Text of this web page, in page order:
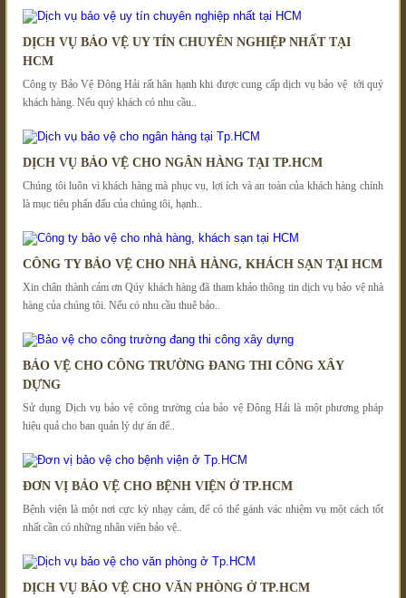
DỊCH VỤ BẢO VỆ UY TÍN CHUYÊN NGHIỆP NHẤT TẠI
HCM
Công ty Bảo Vệ Đông Hải rất hân hạnh khi được cung cấp dịch vụ bảo vệ tới quý
khách hàng. Nếu quý khách có nhu cầu..
DỊCH VỤ BẢO VỆ CHO NGÂN HÀNG TẠI TP.HCM
Chúng tôi luôn vì khách hàng mà phục vụ, lợi ích và an toàn của khách hàng chính
là mục tiêu phấn đấu của chúng tôi, hạnh..
CÔNG TY BẢO VỆ CHO NHÀ HÀNG, KHÁCH SẠN TẠI HCM
Xin chân thành cảm ơn Qúy khách hàng đã tham khảo thông tin dịch vụ bảo vệ nhà
hàng của chúng tôi. Nếu có nhu cầu thuê bảo..
BẢO VỆ CHO CÔNG TRƯỜNG ĐANG THI CÔNG XÂY
DỰNG
Sử dụng Dịch vụ bảo vệ công trường của bảo vệ Đông Hải là một phương pháp
hiệu quả cho ban quản lý dự án để..
ĐƠN VỊ BẢO VỆ CHO BỆNH VIỆN Ở TP.HCM
Bệnh viện là một nơi cực kỳ nhạy cảm, để có thể gánh vác nhiệm vụ một cách tốt
nhất cần có những nhân viên bảo vệ..
DỊCH VỤ BẢO VỆ CHO VĂN PHÒNG Ở TP.HCM